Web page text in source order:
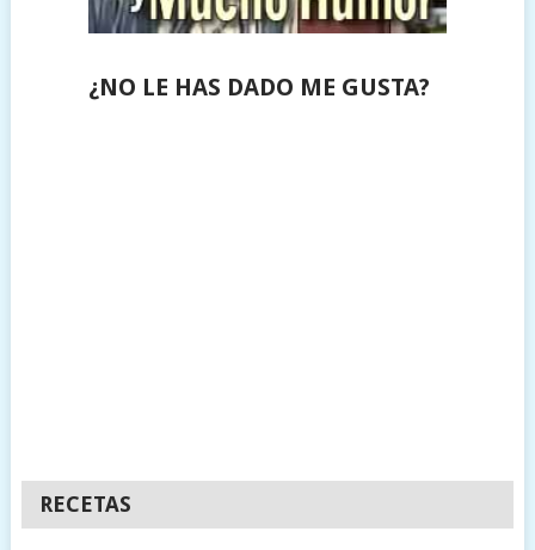
¿NO LE HAS DADO ME GUSTA?
RECETAS